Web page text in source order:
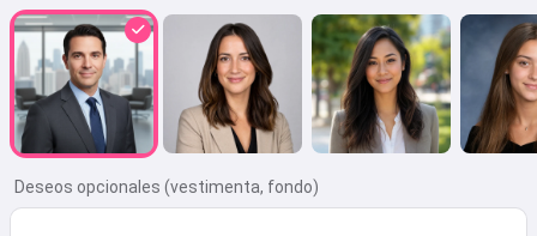
Deseos opcionales (vestimenta, fondo)